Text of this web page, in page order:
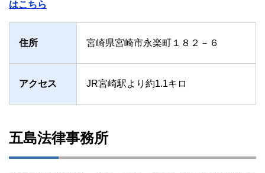
はこちら
住所 宮崎県宮崎市永楽町１８２－６
アクセス JR宮崎駅より約1.1キロ
五島法律事務所